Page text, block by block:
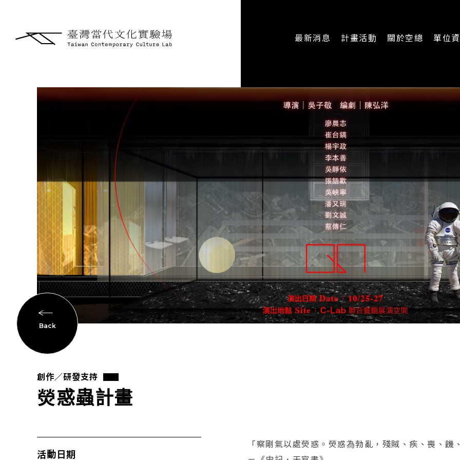
最新消息
即時新聞
計畫活動
主題計畫
CREATORS
關於空總
組織架構
公開資訊
單位
Back
創作／研發支持
熒惑蟲計畫
活動日期
「察剛氣以處熒惑。熒惑為勃亂，殘賊、疾、喪、饑